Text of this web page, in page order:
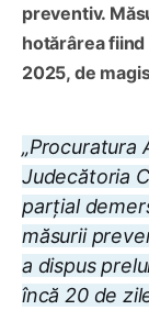
preventiv.
hotărârea
2025, de
„Procuratura
Judecătoria
parțial
măsurii
a dispus
încă 20 de